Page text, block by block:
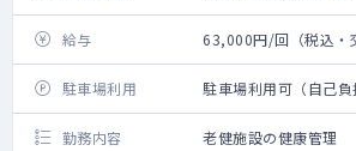
給与 63,000円/回（税込・
駐車場利用 駐車場利用可（自己負
勤務内容 老健施設の健康管理